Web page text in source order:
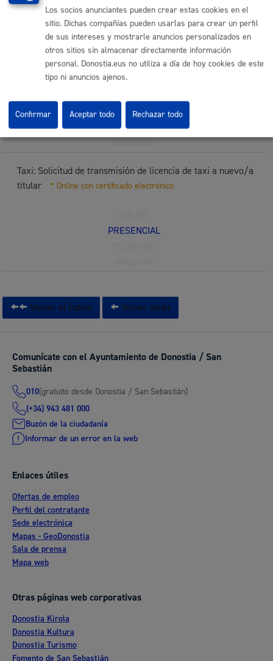
TELÉFONO
MÁQUINA
Taxi: Autorización para la transmisión de una licencia de
* Online con certificado electrónico
PRESENCIAL
TELÉFONO
MÁQUINA
Taxi: Solicitud de transmisión de licencia de taxi a nuevo/a
titular
* Online con certificado electrónico
PRESENCIAL
Volver al índice Volver atrás
Comunícate con el Ayuntamiento de Donostia / San
Sebastián
010(gratuito desde Donostia / San Sebastián)
(+34) 943 481 000
Buzón de la ciudadanía
Informar de un error en la web
Enlaces útiles
Ofertas de empleo
Perfil del contratante
Sede electrónica
Mapas - GeoDonostia
Sala de prensa
Mapa web
Otras páginas web corporativas
Donostia Kirola
Donostia Kultura
Donostia Turismo
Fomento de San Sebastián
Los socios anunciantes pueden crear estas cookies en el
sitio. Dichas compañías pueden usarlas para crear un perfil
de sus intereses y mostrarle anuncios personalizados en
otros sitios sin almacenar directamente información
personal. Donostia.eus no utiliza a día de hoy cookies de este
tipo ni anuncios ajenos.
Rechazar todo
Confirmar Aceptar todo